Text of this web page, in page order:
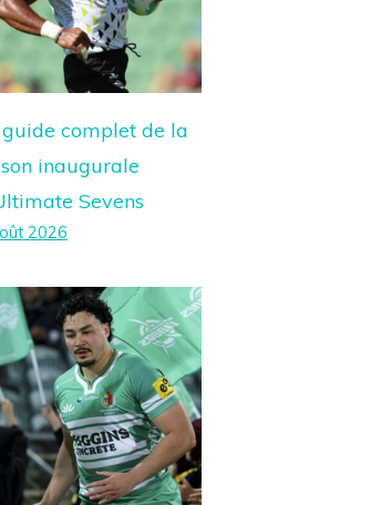
guide complet de la
inaugurale
Sevens
2026